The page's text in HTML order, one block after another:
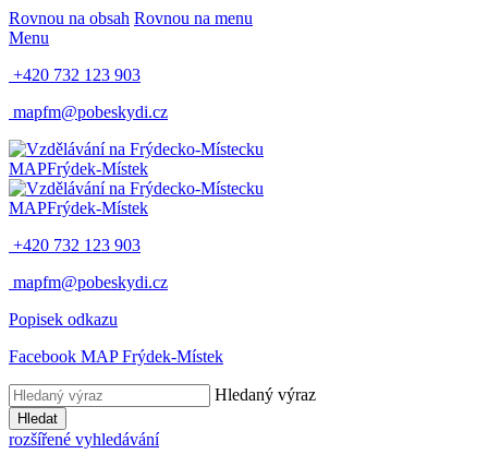
Rovnou na obsah Rovnou na menu
Menu
+420 732 123 903
mapfm@pobeskydi.cz
MAPFrýdek-Místek
MAPFrýdek-Místek
+420 732 123 903
mapfm@pobeskydi.cz
Popisek odkazu
Facebook MAP Frýdek-Místek
Hledaný výraz
Hledat
rozšířené vyhledávání